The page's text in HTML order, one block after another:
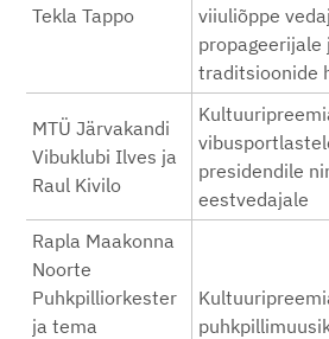
Tekla Tappo
viiuliõppe
propageerijale
traditsioonide
MTÜ Järvakandi
Vibuklubi Ilves ja
Raul Kivilo
presidendile
eestvedajale
Rapla Maakonna
Noorte
Puhkpilliorkester
ja tema